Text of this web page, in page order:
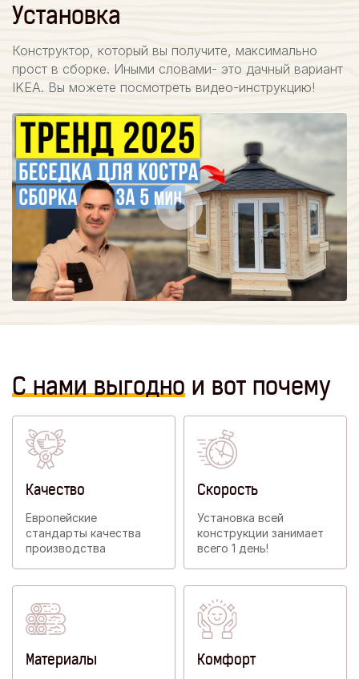
Установка
Конструктор, который вы получите, максимально
прост в сборке. Иными словами- это дачный вариант
IKEA. Вы можете посмотреть видео-инструкцию!
С нами выгодно и вот почему
Качество
Европейские
стандарты качества
производства
Скорость
Установка всей
конструкции занимает
всего 1 день!
Материалы Комфорт